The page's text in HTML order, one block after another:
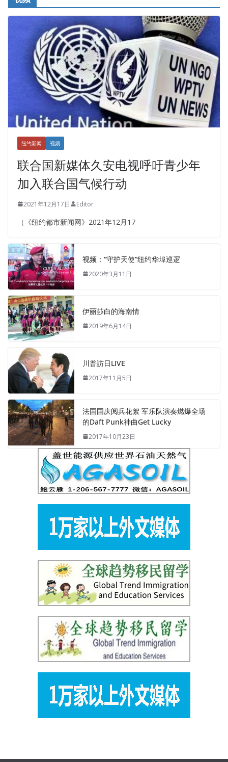
纽约新闻 视频
联合国新媒体久安电视呼吁青少年
加入联合国气候行动
2021年12月17日 Editor
（《纽约都市新闻网》2021年12月17
视频：“守护天使”纽约华埠巡逻
2020年3月11日
伊丽莎白的海南情
2019年6月14日
川普訪日LIVE
2017年11月5日
法国国庆阅兵花絮 军乐队演奏燃爆全场
的Daft Punk神曲Get Lucky
2017年10月23日